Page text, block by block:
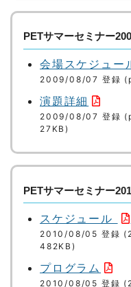
PETサマーセミナー
会場スケジュー
2009/08/07 登録
演題詳細
2009/08/07 登録
27KB)
PETサマーセミナー
スケジュール
2010/08/05 登録
482KB)
プログラム
2010/08/05 登録